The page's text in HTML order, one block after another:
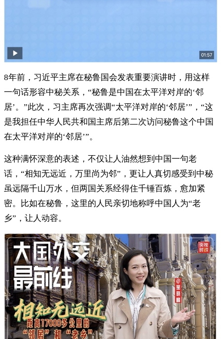
8年前，习近平主席在秘鲁国会发表重要演讲时，用这样
一句话形容中秘关系，“秘鲁是中国在太平洋对岸的‘邻
居’。”此次，习主席再次强调“太平洋对岸的‘邻居’”，“这
是我担任中华人民共和国主席后第二次访问秘鲁这个中国
在太平洋对岸的‘邻居’”。
这种满怀深意的表述，不仅让人油然想到中国一句老
话，“相知无远近，万里尚为邻”，更让人真切感受到中秘
虽远隔千山万水，但两国关系经得住千锤百炼，愈加紧
密。比如在秘鲁，这里的人民亲切地称呼中国人为“老
乡”，让人动容。